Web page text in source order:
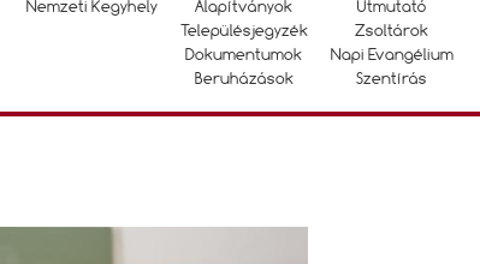
Nemzeti Kegyhely
Alapítványok
Településjegyzék
Dokumentumok
Beruházások
Útmutató
Zsoltárok
Napi Evangélium
Szentírás